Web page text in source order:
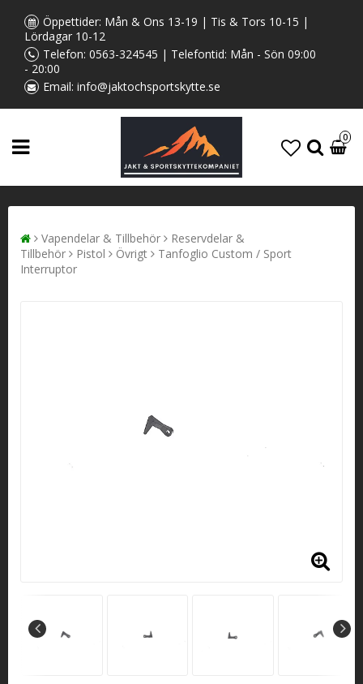
Öppettider: Mån & Ons 13-19 | Tis & Tors 10-15 |
Lördagar 10-12
Telefon: 0563-324545 | Telefontid: Mån - Sön 09:00
- 20:00
Email: info@jaktochsportskytte.se
0
Vapendelar & Tillbehör
Reservdelar &
Tillbehör
Pistol Övrigt
Tanfoglio Custom / Sport
Interruptor